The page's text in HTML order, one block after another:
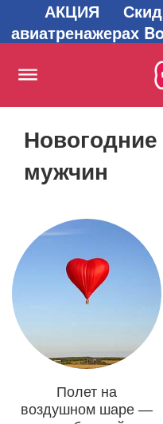
АКЦИЯ
авиатренажерах
мужчин
Полет на
воздушном шаре —